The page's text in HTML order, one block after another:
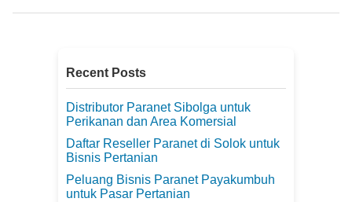
Recent Posts
Distributor Paranet Sibolga untuk
Perikanan dan Area Komersial
Daftar Reseller Paranet di Solok untuk
Bisnis Pertanian
Peluang Bisnis Paranet Payakumbuh
untuk Pasar Pertanian